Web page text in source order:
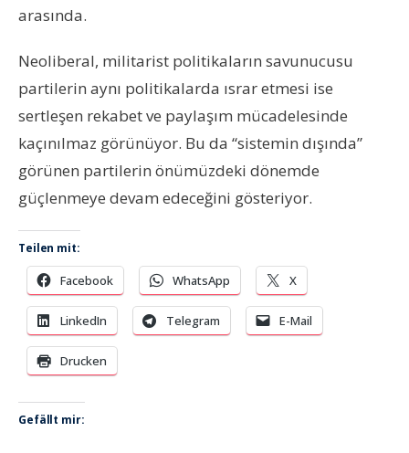
arasında.
Neoliberal, militarist politikaların savunucusu
partilerin aynı politikalarda ısrar etmesi ise
sertleşen rekabet ve paylaşım mücadelesinde
kaçınılmaz görünüyor. Bu da “sistemin dışında”
görünen partilerin önümüzdeki dönemde
güçlenmeye devam edeceğini gösteriyor.
Teilen mit:
Facebook WhatsApp X
LinkedIn Telegram E-Mail
Drucken
Gefällt mir: